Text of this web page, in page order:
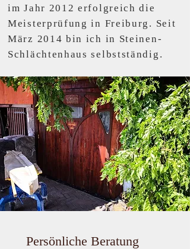
im Jahr 2012 erfolgreich die
Meisterprüfung in Freiburg. Seit
März 2014 bin ich in Steinen-
Schlächtenhaus selbstständig.
Persönliche Beratung